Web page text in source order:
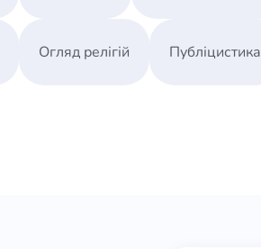
Огляд релігій Публіцистика